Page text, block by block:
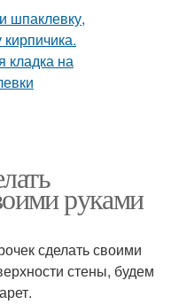
руками
сделать своими
стены, будем